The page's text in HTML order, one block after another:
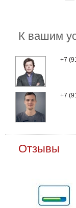
К вашим
+7
+7
Отзывы